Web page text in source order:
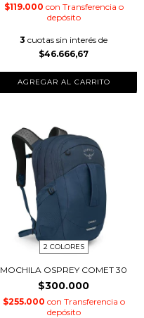
$119.000 con Transferencia o
depósito
3 cuotas sin interés de
$46.666,67
2 COLORES
MOCHILA OSPREY COMET 30
$300.000
$255.000 con Transferencia o
depósito